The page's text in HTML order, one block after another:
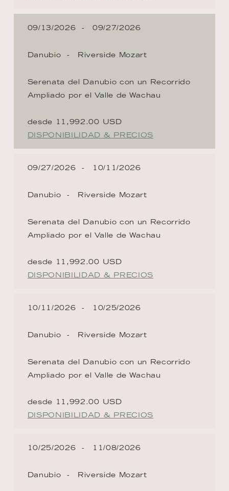
09/13/2026 09/27/2026
Danubio Riverside Mozart
Serenata del Danubio con un Recorrido
Ampliado por el Valle de Wachau
desde 11,992.00 USD
DISPONIBILIDAD & PRECIOS
09/27/2026 10/11/2026
Danubio Riverside Mozart
Serenata del Danubio con un Recorrido
Ampliado por el Valle de Wachau
desde 11,992.00 USD
DISPONIBILIDAD & PRECIOS
10/11/2026 10/25/2026
Danubio Riverside Mozart
Serenata del Danubio con un Recorrido
Ampliado por el Valle de Wachau
desde 11,992.00 USD
DISPONIBILIDAD & PRECIOS
10/25/2026 11/08/2026
Danubio Riverside Mozart